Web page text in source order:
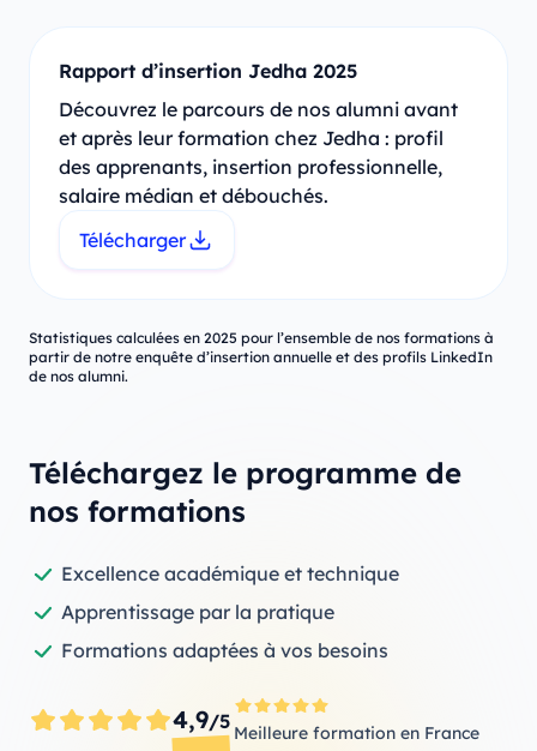
Rapport d’insertion Jedha 2025
Découvrez le parcours de nos alumni avant
et après leur formation chez Jedha : profil
des apprenants, insertion professionnelle,
salaire médian et débouchés.
Télécharger
Statistiques calculées en 2025 pour l’ensemble de nos formations à
partir de notre enquête d’insertion annuelle et des profils LinkedIn
de nos alumni.
Téléchargez le programme de
nos formations
Excellence académique et technique
Apprentissage par la pratique
Formations adaptées à vos besoins
4,9/5 Meilleure formation en France